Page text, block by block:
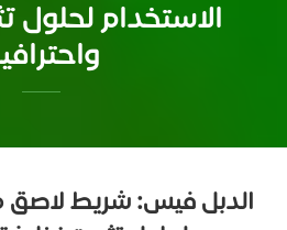
الاستخدام لحلول
الدبل فيس: شريط لاصق